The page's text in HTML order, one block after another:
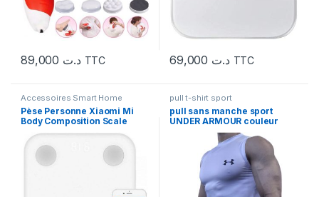
د.ت TTC د.ت TTC
Accessoires Smart Home
Pèse Personne Xiaomi Mi
Body Composition Scale
pull t-shirt sport
pull sans manche sport
UNDER ARMOUR couleur
blanc taille L